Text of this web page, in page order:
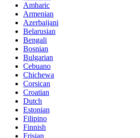
Amharic
Armenian
Azerbaijani
Belarusian
Bengali
Bosnian
Bulgarian
Cebuano
Chichewa
Corsican
Croatian
Dutch
Estonian
Filipino
Finnish
Frisian